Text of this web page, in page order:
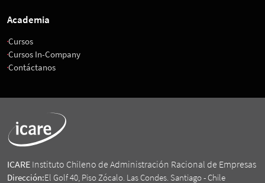
Academia
Cursos
Cursos In-Company
Contáctanos
ICARE Instituto Chileno de Administración Racional de Empresas
Dirección:El Golf 40, Piso Zócalo. Las Condes. Santiago - Chile